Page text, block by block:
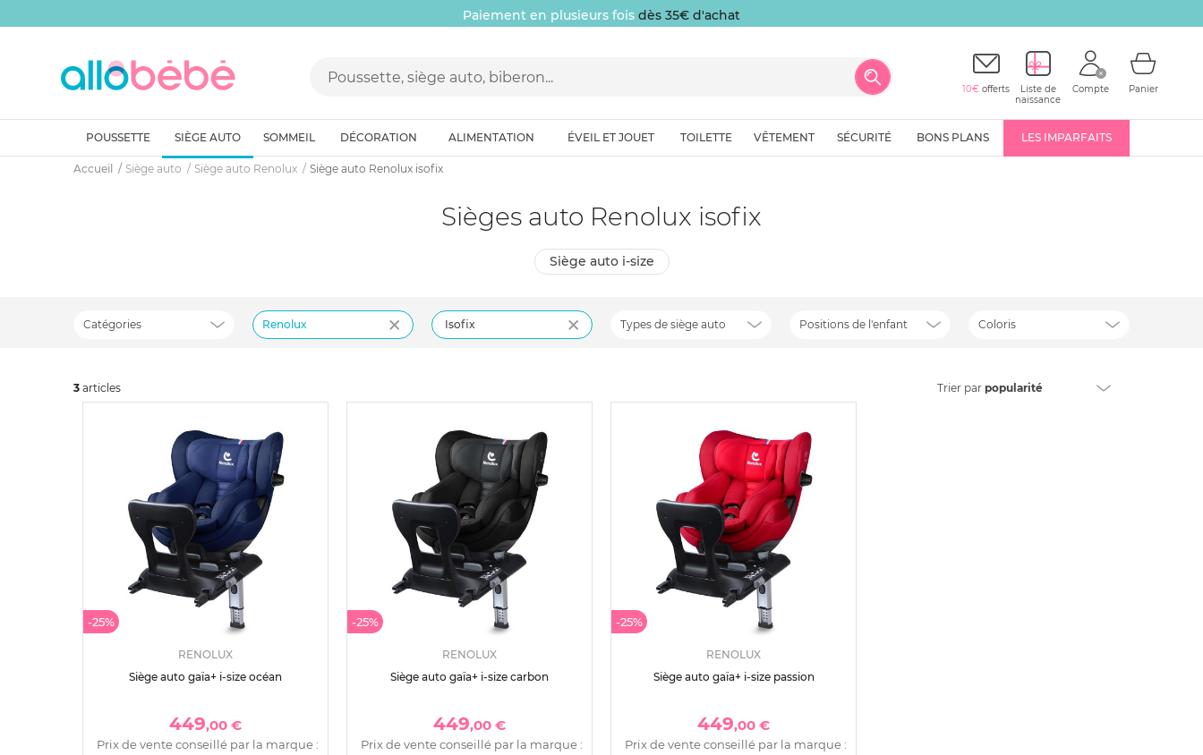
Paiement en plusieurs fois dès 35€ d'achat
10€ offerts
Liste de
naissance
Compte Panier
POUSSETTE SIÈGE AUTO SOMMEIL DÉCORATION ALIMENTATION ÉVEIL ET JOUET TOILETTE VÊTEMENT SÉCURITÉ BONS PLANS LES IMPARFAITS
Accueil Siège auto Siège auto Renolux Siège auto Renolux isofix
Sièges auto Renolux isofix
siège auto i-size
Catégories Renolux Isofix Types de siège auto Positions de l'enfant Coloris
3 articles Trier par popularité
-25%
RENOLUX
Siège auto gaïa+ i-size océan
449,00 €
Prix de vente conseillé par la marque :
-25%
RENOLUX
Siège auto gaïa+ i-size carbon
449,00 €
Prix de vente conseillé par la marque :
-25%
RENOLUX
Siège auto gaïa+ i-size passion
449,00 €
Prix de vente conseillé par la marque :